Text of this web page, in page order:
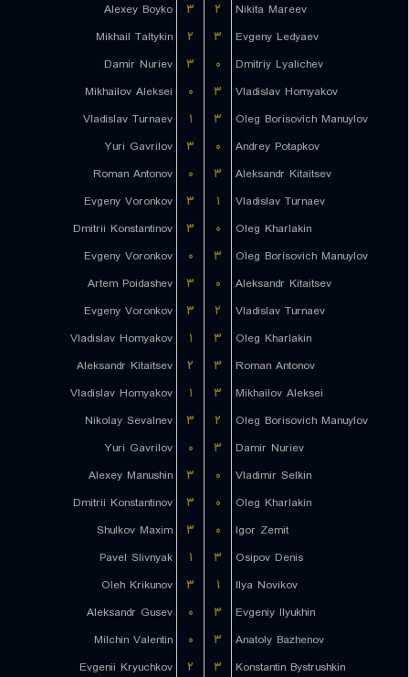
Alexey Boyko
۳ ۲
Nikita Mareev
Mikhail Taltykin
۲ ۳
Evgeny Ledyaev
Damir Nuriev
۳ ۰
Dmitriy Lyalichev
Mikhailov Aleksei
۰ ۳
Vladislav Homyakov
Vladislav Turnaev
۱ ۳
Oleg Borisovich Manuylov
Yuri Gavrilov
۳ ۰
Andrey Potapkov
Roman Antonov
۰ ۳
Aleksandr Kitaitsev
Evgeny Voronkov
۳ ۱
Vladislav Turnaev
Dmitrii Konstantinov
۳ ۰
Oleg Kharlakin
Evgeny Voronkov
۰ ۳
Oleg Borisovich Manuylov
Artem Poidashev
۳ ۰
Aleksandr Kitaitsev
Evgeny Voronkov
۳ ۲
Vladislav Turnaev
Vladislav Homyakov
۱ ۳
Oleg Kharlakin
Aleksandr Kitaitsev
۲ ۳
Roman Antonov
Vladislav Homyakov
۱ ۳
Mikhailov Aleksei
Nikolay Sevalnev
۳ ۲
Oleg Borisovich Manuylov
Yuri Gavrilov
۰ ۳
Damir Nuriev
Alexey Manushin
۳ ۰
Vladimir Selkin
Dmitrii Konstantinov
۳ ۰
Oleg Kharlakin
Shulkov Maxim
۳ ۰
Igor Zemit
Pavel Slivnyak
۱ ۳
Osipov Denis
Oleh Krikunov
۳ ۱
Ilya Novikov
Aleksandr Gusev
۰ ۳
Evgeniy Ilyukhin
Milchin Valentin
۰ ۳
Anatoly Bazhenov
Evgenii Kryuchkov
۲ ۳
Konstantin Bystrushkin